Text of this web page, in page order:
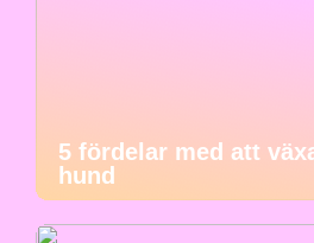
5 fördelar med att
hund